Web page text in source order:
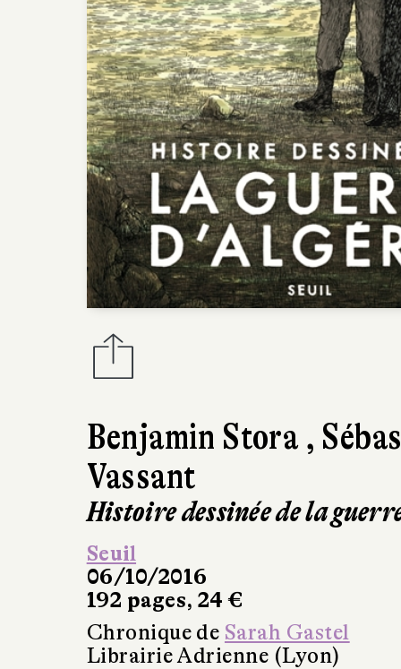
Benjamin Stora,
Vassant
Histoire dessinée de la
Seuil
06/10/2016
192 pages, 24 €
Chronique de Sarah Gastel
Librairie Adrienne (Lyon)